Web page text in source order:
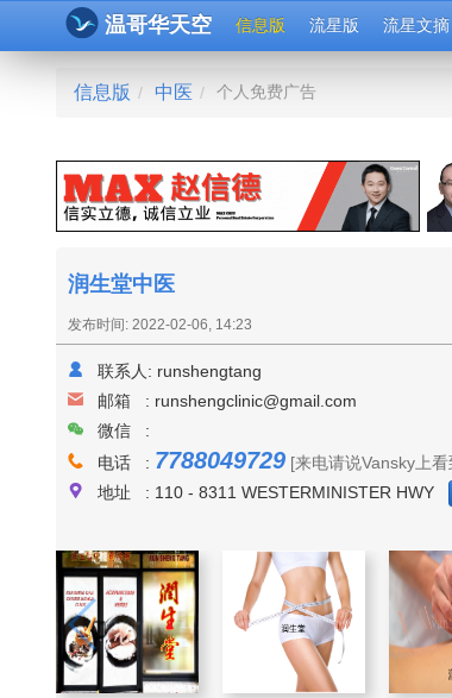
温哥华天空 信息版 流星版 流星文摘
信息版 / 中医 / 个人免费广告
润生堂中医
发布时间: 2022-02-06, 14:23
联系人: runshengtang
邮箱 : runshengclinic@gmail.com
微信 :
电话 : 7788049729 [来电请说Vansky上看
地址 : 110 - 8311 WESTERMINISTER HWY